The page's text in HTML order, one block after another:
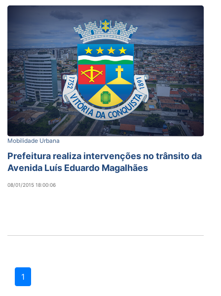
Mobilidade Urbana
Prefeitura realiza intervenções no trânsito da
Avenida Luís Eduardo Magalhães
08/01/2015 18:00:06
1